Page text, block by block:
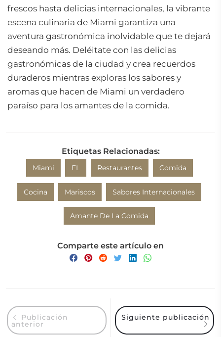
frescos hasta delicias internacionales, la vibrante
escena culinaria de Miami garantiza una
aventura gastronómica inolvidable que te dejará
deseando más. Deléitate con las delicias
gastronómicas de la ciudad y crea recuerdos
duraderos mientras exploras los sabores y
aromas que hacen de Miami un verdadero
paraíso para los amantes de la comida.
Etiquetas Relacionadas:
Miami FL Restaurantes Comida
Cocina Mariscos Sabores Internacionales
Amante De La Comida
Comparte este artículo en
Siguiente publicación
Publicación
anterior